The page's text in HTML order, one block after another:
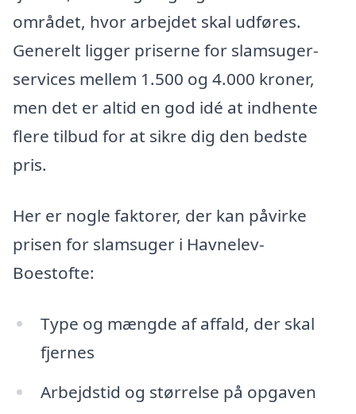
området, hvor arbejdet skal udføres.
Generelt ligger priserne for slamsuger-
services mellem 1.500 og 4.000 kroner,
men det er altid en god idé at indhente
flere tilbud for at sikre dig den bedste
pris.
Her er nogle faktorer, der kan påvirke
prisen for slamsuger i Havnelev-
Boestofte:
Type og mængde af affald, der skal
fjernes
Arbejdstid og størrelse på opgaven